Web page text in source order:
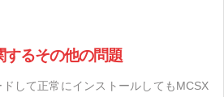
するその他の問題
して正常にインストールしてもMCSX